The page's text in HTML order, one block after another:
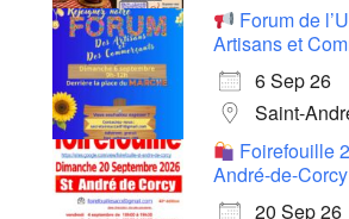
Forum de
Artisans et
6 Sep 26
Saint-
Foirefouille
André-de-Corcy
20 Sep 26